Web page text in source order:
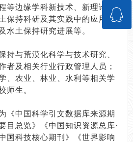
等边缘学科新技术、新理论、
保持科研及其实践中的应用；
水土保持研究进展等。
持与荒漠化科学与技术研究、
者及相关行业行政管理人员；
、农业、林业、水利等相关学
师生。
《中国科学引文数据库来源期
目总览》《中国知识资源总库·
国科技核心期刊》《世界影响
ꁗ